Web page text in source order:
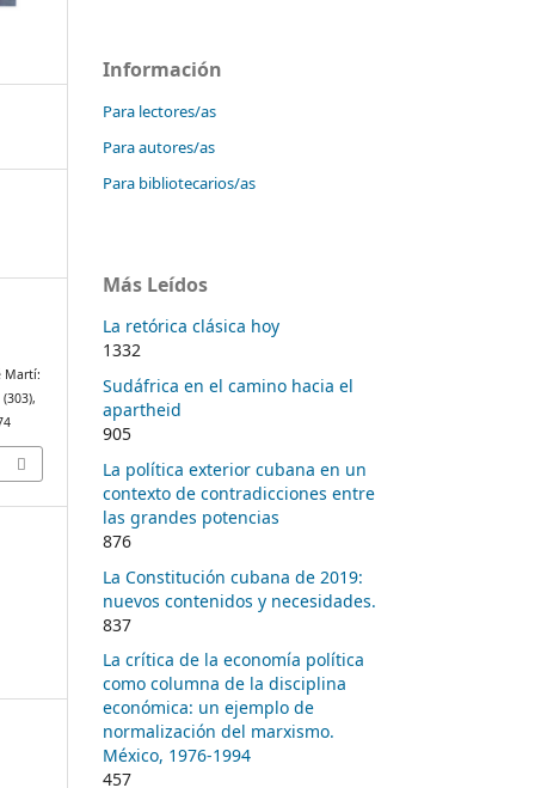
Martí:
(303),
Información
Para lectores/as
Para autores/as
Para bibliotecarios/as
Más Leídos
La retórica clásica hoy
1332
Sudáfrica en el camino hacia el
apartheid
905
La política exterior cubana en un
contexto de contradicciones entre
las grandes potencias
876
La Constitución cubana de 2019:
nuevos contenidos y necesidades.
837
La crítica de la economía política
como columna de la disciplina
económica: un ejemplo de
normalización del marxismo.
México, 1976-1994
457